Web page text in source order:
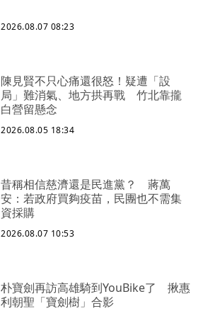
2026.08.07 08:23
陳見賢不只心痛還很怒！疑遭「設
局」難消氣、地方拱再戰 竹北靠攏
白營留懸念
2026.08.05 18:34
昔稱相信慈濟還是民進黨？ 蔣萬
安：若政府買夠疫苗，民團也不需集
資採購
2026.08.07 10:53
朴寶劍再訪高雄騎到YouBike了 揪惠
利朝聖「寶劍樹」合影